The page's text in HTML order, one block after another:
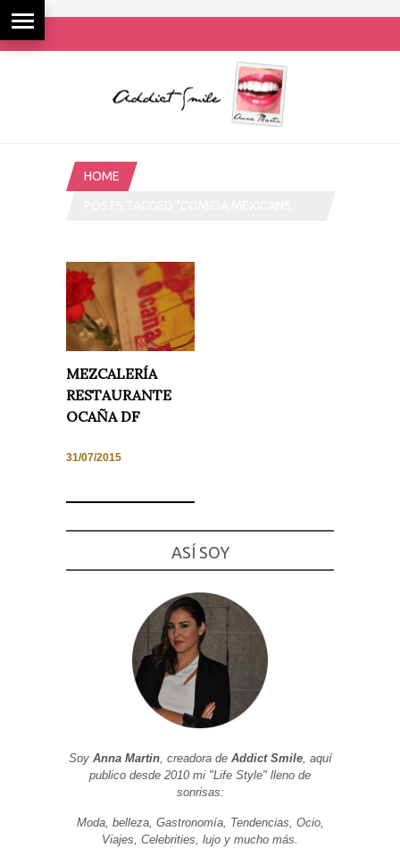
HOME
MEZCALERÍA
RESTAURANTE
OCAÑA DF
31/07/2015
ASÍ SOY
Soy Anna Martin, creadora de Addict Smile, aquí
publico desde 2010 mi "Life Style" lleno de
sonrisas:
Moda, belleza, Gastronomía, Tendencias, Ocio,
Viajes, Celebrities, lujo y mucho más.
se usa la
Experiencia